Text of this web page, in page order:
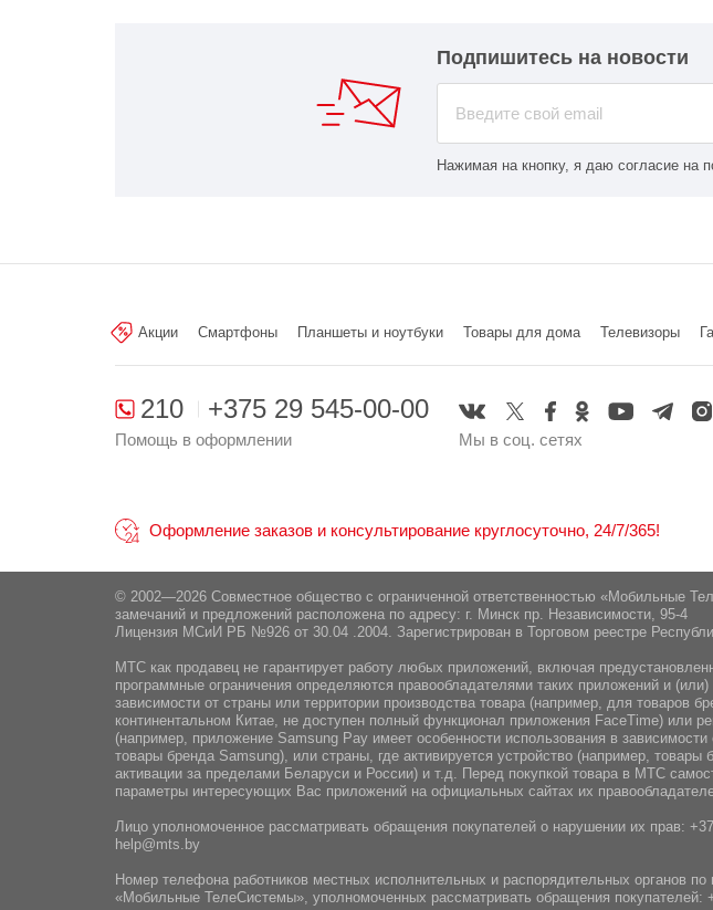
Подпишитесь на новости
Нажимая на кнопку, я даю согласие на
Акции Смартфоны Планшеты и ноутбуки Товары для дома Телевизоры
210 +375 29 545-00-00
Помощь в оформлении Мы в соц. сетях
Оформление заказов и консультирование круглосуточно, 24/7/365!
© 2002—2026 Совместное общество с ограниченной ответственностью «Мобильные
замечаний и предложений расположена по адресу: г. Минск пр. Независимости, 95-4
Лицензия МСиИ РБ №926 от 30.04 .2004. Зарегистрирован в Торговом реестре
МТС как продавец не гарантирует работу любых приложений, включая
программные ограничения определяются правообладателями таких приложений и
зависимости от страны или территории производства товара (например, для товаров
континентальном Китае, не доступен полный функционал приложения FaceTime) или
(например, приложение Samsung Pay имеет особенности использования в зависимости
товары бренда Samsung), или страны, где активируется устройство (например,
активации за пределами Беларуси и России) и т.д. Перед покупкой товара в МТС
параметры интересующих Вас приложений на официальных сайтах их
Лицо уполномоченное рассматривать обращения покупателей о нарушении их прав:
help@mts.by
Номер телефона работников местных исполнительных и распорядительных органов
«Мобильные ТелеСистемы», уполномоченных рассматривать обращения покупателей: